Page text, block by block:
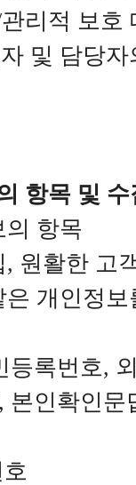
리적 보호
및 담당
항목 및
항목
원활한 고
개인정
등록번호,
본인확인